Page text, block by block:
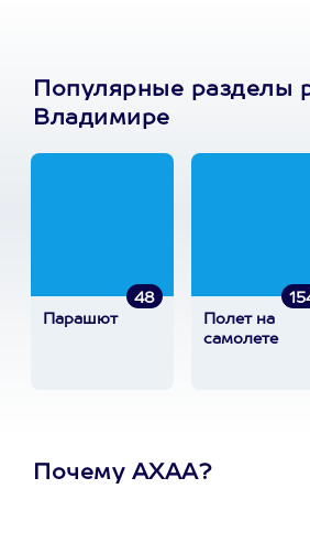
Популярные разделы
Владимире
48
Парашют
Полет на
самолете
Почему АХАА?